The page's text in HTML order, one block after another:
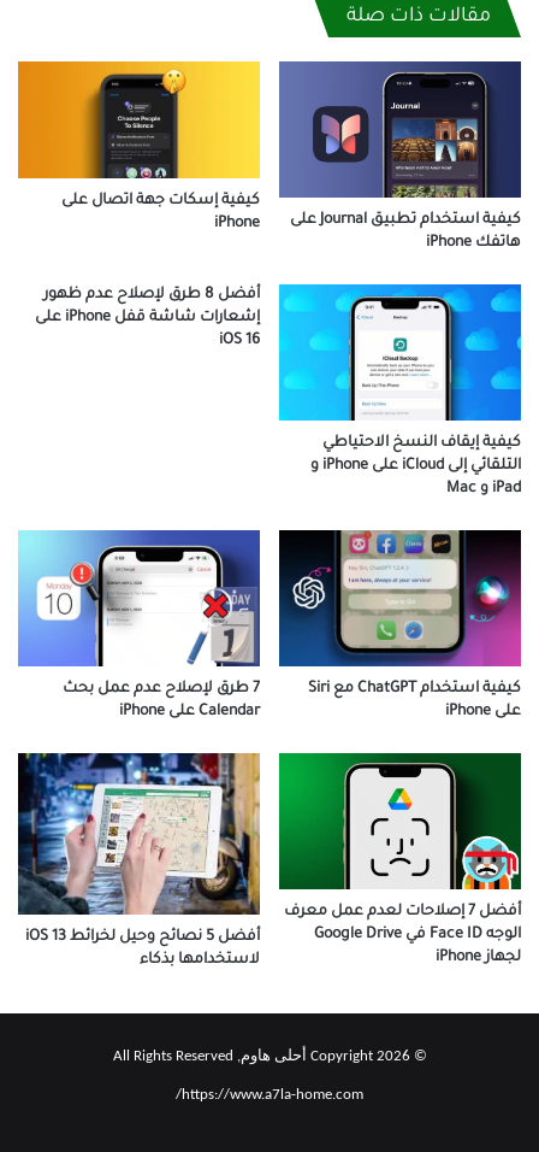
مقالات ذات صلة
كيفية استخدام تطبيق Journal على
هاتفك iPhone
كيفية إسكات جهة اتصال على
iPhone
كيفية إيقاف النسخ الاحتياطي
التلقائي إلى iCloud على iPhone و
iPad و Mac
أفضل 8 طرق لإصلاح عدم ظهور
إشعارات شاشة قفل iPhone على
iOS 16
كيفية استخدام ChatGPT مع Siri
على iPhone
7 طرق لإصلاح عدم عمل بحث
Calendar على iPhone
أفضل 7 إصلاحات لعدم عمل معرف
الوجه Face ID في Google Drive
لجهاز iPhone
أفضل 5 نصائح وحيل لخرائط iOS 13
لاستخدامها بذكاء
© Copyright 2026 أحلى هاوم, All Rights Reserved
https://www.a7la-home.com/